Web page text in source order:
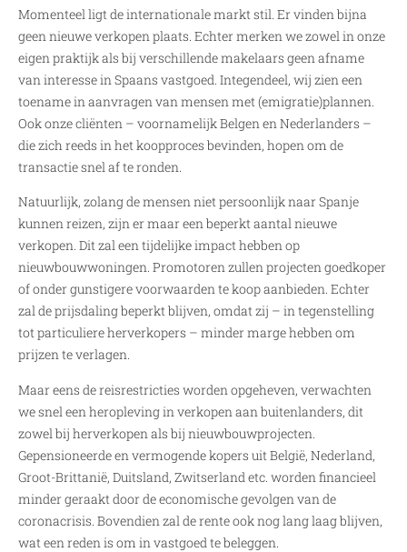
Momenteel ligt de internationale markt stil. Er vinden bijna
geen nieuwe verkopen plaats. Echter merken we zowel in onze
eigen praktijk als bij verschillende makelaars geen afname
van interesse in Spaans vastgoed. Integendeel, wij zien een
toename in aanvragen van mensen met (emigratie)plannen.
Ook onze cliënten – voornamelijk Belgen en Nederlanders –
die zich reeds in het koopproces bevinden, hopen om de
transactie snel af te ronden.
Natuurlijk, zolang de mensen niet persoonlijk naar Spanje
kunnen reizen, zijn er maar een beperkt aantal nieuwe
verkopen. Dit zal een tijdelijke impact hebben op
nieuwbouwwoningen. Promotoren zullen projecten goedkoper
of onder gunstigere voorwaarden te koop aanbieden. Echter
zal de prijsdaling beperkt blijven, omdat zij – in tegenstelling
tot particuliere herverkopers – minder marge hebben om
prijzen te verlagen.
Maar eens de reisrestricties worden opgeheven, verwachten
we snel een heropleving in verkopen aan buitenlanders, dit
zowel bij herverkopen als bij nieuwbouwprojecten.
Gepensioneerde en vermogende kopers uit België, Nederland,
Groot-Brittanië, Duitsland, Zwitserland etc. worden financieel
minder geraakt door de economische gevolgen van de
coronacrisis. Bovendien zal de rente ook nog lang laag blijven,
wat een reden is om in vastgoed te beleggen.